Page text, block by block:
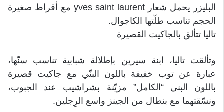
البليزر يحمل شعار yves saint laurent مع أقراط صغيرة
الحجم تناسب طلّتها الكاجوال.
تاليا تتألق بالجاكيت القصيرة
وتألقت تاليا، ابنة سيرين بإطلالة شبابية تناسب سنّها،
عبارة عن توب خفيفة باللون البنّي مع جاكيت قصيرة
باللون البني “الكامل” مزيّنة بشراشيب عند الجبوب،
ونسّقتهما مع بنطال من الجينز واسع الرِجلين.